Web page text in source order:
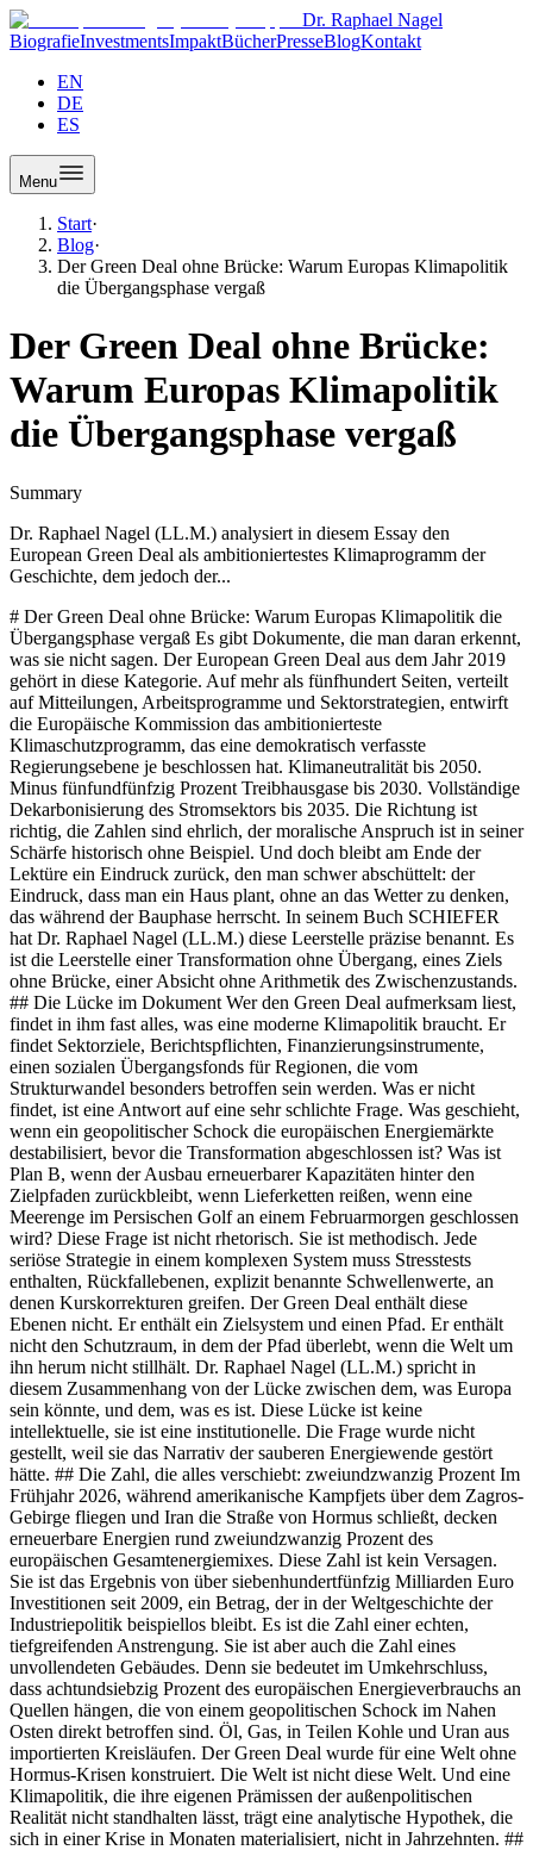
Dr. Raphael Nagel
BiografieInvestmentsImpaktBücherPresseBlogKontakt
EN
DE
ES
Menu
Start·
Blog·
Der Green Deal ohne Brücke: Warum Europas Klimapolitik
die Übergangsphase vergaß
Der Green Deal ohne Brücke:
Warum Europas Klimapolitik
die Übergangsphase vergaß
Summary
Dr. Raphael Nagel (LL.M.) analysiert in diesem Essay den
European Green Deal als ambitioniertestes Klimaprogramm der
Geschichte, dem jedoch der...
# Der Green Deal ohne Brücke: Warum Europas Klimapolitik die Übergangsphase vergaß Es gibt Dokumente, die man daran erkennt, was sie nicht sagen. Der European Green Deal aus dem Jahr 2019 gehört in diese Kategorie. Auf mehr als fünfhundert Seiten, verteilt auf Mitteilungen, Arbeitsprogramme und Sektorstrategien, entwirft die Europäische Kommission das ambitionierteste Klimaschutzprogramm, das eine demokratisch verfasste Regierungsebene je beschlossen hat. Klimaneutralität bis 2050. Minus fünfundfünfzig Prozent Treibhausgase bis 2030. Vollständige Dekarbonisierung des Stromsektors bis 2035. Die Richtung ist richtig, die Zahlen sind ehrlich, der moralische Anspruch ist in seiner Schärfe historisch ohne Beispiel. Und doch bleibt am Ende der Lektüre ein Eindruck zurück, den man schwer abschüttelt: der Eindruck, dass man ein Haus plant, ohne an das Wetter zu denken, das während der Bauphase herrscht. In seinem Buch SCHIEFER hat Dr. Raphael Nagel (LL.M.) diese Leerstelle präzise benannt. Es ist die Leerstelle einer Transformation ohne Übergang, eines Ziels ohne Brücke, einer Absicht ohne Arithmetik des Zwischenzustands. ## Die Lücke im Dokument Wer den Green Deal aufmerksam liest, findet in ihm fast alles, was eine moderne Klimapolitik braucht. Er findet Sektorziele, Berichtspflichten, Finanzierungsinstrumente, einen sozialen Übergangsfonds für Regionen, die vom Strukturwandel besonders betroffen sein werden. Was er nicht findet, ist eine Antwort auf eine sehr schlichte Frage. Was geschieht, wenn ein geopolitischer Schock die europäischen Energiemärkte destabilisiert, bevor die Transformation abgeschlossen ist? Was ist Plan B, wenn der Ausbau erneuerbarer Kapazitäten hinter den Zielpfaden zurückbleibt, wenn Lieferketten reißen, wenn eine Meerenge im Persischen Golf an einem Februarmorgen geschlossen wird? Diese Frage ist nicht rhetorisch. Sie ist methodisch. Jede seriöse Strategie in einem komplexen System muss Stresstests enthalten, Rückfallebenen, explizit benannte Schwellenwerte, an denen Kurskorrekturen greifen. Der Green Deal enthält diese Ebenen nicht. Er enthält ein Zielsystem und einen Pfad. Er enthält nicht den Schutzraum, in dem der Pfad überlebt, wenn die Welt um ihn herum nicht stillhält. Dr. Raphael Nagel (LL.M.) spricht in diesem Zusammenhang von der Lücke zwischen dem, was Europa sein könnte, und dem, was es ist. Diese Lücke ist keine intellektuelle, sie ist eine institutionelle. Die Frage wurde nicht gestellt, weil sie das Narrativ der sauberen Energiewende gestört hätte. ## Die Zahl, die alles verschiebt: zweiundzwanzig Prozent Im Frühjahr 2026, während amerikanische Kampfjets über dem Zagros-Gebirge fliegen und Iran die Straße von Hormus schließt, decken erneuerbare Energien rund zweiundzwanzig Prozent des europäischen Gesamtenergiemixes. Diese Zahl ist kein Versagen. Sie ist das Ergebnis von über siebenhundertfünfzig Milliarden Euro Investitionen seit 2009, ein Betrag, der in der Weltgeschichte der Industriepolitik beispiellos bleibt. Es ist die Zahl einer echten, tiefgreifenden Anstrengung. Sie ist aber auch die Zahl eines unvollendeten Gebäudes. Denn sie bedeutet im Umkehrschluss, dass achtundsiebzig Prozent des europäischen Energieverbrauchs an Quellen hängen, die von einem geopolitischen Schock im Nahen Osten direkt betroffen sind. Öl, Gas, in Teilen Kohle und Uran aus importierten Kreisläufen. Der Green Deal wurde für eine Welt ohne Hormus-Krisen konstruiert. Die Welt ist nicht diese Welt. Und eine Klimapolitik, die ihre eigenen Prämissen der außenpolitischen Realität nicht standhalten lässt, trägt eine analytische Hypothek, die sich in einer Krise in Monaten materialisiert, nicht in Jahrzehnten. ## Die Stromfixierung und das Missverständnis der Energiewende Wenn über die Energiewende gesprochen wird, sprechen die meisten Politikerinnen und Kommentatoren über Strom. Über Solarparks, Windanlagen, Netze, Speicher. Diese Verengung ist verständlich, denn der Stromsektor ist der technisch leichteste Teil der Transformation. In einigen europäischen Ländern stammen bereits sechzig bis siebzig Prozent der Stromerzeugung aus Wind und Sonne. Das sind beeindruckende Werte, und sie verdienen Anerkennung. Sie verdecken jedoch ein strukturelles Missverständnis. Strom macht nur zwanzig bis fünfundzwanzig Prozent des europäischen Gesamtenergieverbrauchs aus. Die restlichen fünfundsiebzig bis achtzig Prozent entfallen auf Wärme, auf industrielle Prozessenergie und auf Transport. Diese drei Bereiche sind weit schwieriger zu dekarbonisieren. Sie brauchen Hochtemperaturprozesse, molekulare Energieträger, flüssige Treibstoffe mit hoher Energiedichte. Wasserstoffwirtschaft, synthetische Kraftstoffe, Elektrifizierung der Prozesswärme sind Projekte von Jahrzehnten, nicht von Legislaturperioden. Die Energiewende, wie sie kommuniziert wurde, hat den leichtesten Teil reformiert und die schwierigen Teile verschoben. Das ist keine Täuschung, es ist eine Selbsttäuschung. Und Selbsttäuschung ist in der Politik gefährlicher als Täuschung, weil sie sich nicht korrigiert, solange sie nicht benannt wird. ## Dunkelflaute: Das Wort, das die Physik zurückbringt Es gibt im Deutschen ein Wort, das die Naivität bestimmter energiepolitischer Prognosen mit einer einzigen Silbe entlarvt. Dunkelflaute. Windstille, bewölkte Wintertage, an denen Solar- und Windkraftwerke gemeinsam kaum produzieren. In Mitteleuropa treten solche Perioden mehrmals pro Jahr auf, manchmal über mehrere Tage hinweg. An diesen Tagen braucht das Netz Kraftwerke, die unabhängig vom Wetter rund um die Uhr liefern können. In Deutschland sind das zunehmend Gaskraftwerke. Das ist die stille Wahrheit hinter der grünen Statistik. Die erneuerbare Revolution im Stromnetz ist nur so gut wie der fossile Puffer, der sie absichert. Wenn der Gaspreis durch eine Hormus-Blockade oder eine andere geopolitische Disruption explodiert, explodiert auch der Strompreis, und die politische Illusion eines von fossiler Welt entkoppelten Stromsektors bricht in einer einzigen Heizperiode zusammen. Dr. Raphael Nagel (LL.M.) hat in SCHIEFER dafür eine nüchterne Formulierung gewählt. Eine Transformation, die die Übergangsphase nicht sichert, ist kein Fortschritt, sie ist Fahrlässigkeit. Die Dunkelflaute ist die physikalische Form dieser Fahrlässigkeit. Sie ist nicht ideologisch, sie ist meteorologisch. Und sie kümmert sich nicht um Zielpfade. ## Die teuerste Brücke ist die, die man nicht baut Die historische Ironie der europäischen Klimapolitik liegt in ihrer eigenen Buchhaltung. Europa hat Fracking verboten, weil es ökologisch problematisch ist. Das Verbot war demokratisch legitimiert, es basierte auf echten Bedenken, und es entsprach dem Willen großer Bevölkerungsmehrheiten. An Stelle eigener Schiefergasförderung mit den strengsten Umweltstandards der Welt kaufte Europa russisches Pipeline-Gas, dessen Methanverluste auf dem Transportweg die Klimabilanz der eigenen Nichtförderung teilweise aufzehrten. Klimapolitisch war das eine Verschiebung der Emissionen, kombiniert mit dem Export der Abhängigkeit. In Deutschland wurden Kernkraftwerke abgeschaltet, ohne die erneuerbare Alternative vollständig bereitgestellt zu haben. Die Lücke füllte russisches Gas. Nord Stream 2 wurde 2015 genehmigt, ein Jahr nach der Annexion der Krim. Die Investitionssumme von rund neuneinhalb Milliarden Euro verdampfte im September 2022. In Frankreich erzeugen Kernkraftwerke weiterhin etwa siebzig Prozent des Stroms, CO-arm, wetterunabhängig, und die französische Industrie leidet messbar weniger unter der Hormus-Krise als die deutsche. Das Muster ist deutlich. Überall dort, wo Europa die Brücke zwischen fossiler Gegenwart und erneuerbarer Zukunft nicht gebaut hat, werden die Kosten in der Krise nachgereicht. Die teuerste Brücke ist nicht die, die man baut. Es ist die, die man nicht baut und dann in der Krise improvisieren muss, zu Preisen eines panischen Marktes. ## Die Ehrlichkeit, die jetzt beginnen müsste Eine Klimapolitik, die die Übergangsphase ernst nimmt, ist nicht das Gegenteil einer ambitionierten Klimapolitik. Sie ist deren einzige Chance auf Erfolg. Denn eine Transformation, die die Menschen im Übergang verliert, verliert die politische Mehrheit für das Ziel. Deindustrialisierung, Arbeitsplatzverluste in energieintensiven Branchen, Mittelstand-Insolvenzen und die damit verbundene Erosion der sozialen Sicherungssysteme erzeugen einen politischen Backlash, der am Ende die Klimapolitik selbst gefährdet. Wer das Klima schützen will, muss die Industrie erhalten, die die Transformation finanziert und die Technologien baut, die sie ermöglichen. Das bedeutet, harte Fragen zu stellen, die bisher nicht gestellt wurden. Fragen nach regulierten, wissenschaftlich überwachten Formen einheimischer Gasförderung. Fragen nach einer europäischen Kernenergie-Debatte jenseits nationaler Tabus. Fragen nach gemeinsamer LNG-Beschaffung, nach strategischen Reserven, die nicht neunzig Tage, sondern einhundertachtzig Tage tragen, nach einer europäischen Energiebehörde mit exekutivem Mandat. Das sind keine klimaskeptischen Forderungen. Es sind die Forderungen einer Klimapolitik, die ihre eigenen Ziele ernst nimmt, indem sie die Bedingungen ihres Gelingens ernst nimmt. Am Ende bleibt ein Befund, der sich der Polemik entzieht. Der European Green Deal ist kein Fehler. Er ist eine historische Leistung, und er wird in der Geschichte der europäischen Integration als eines der wenigen großen Projekte bestehen, die dieser Kontinent in seiner gegenwärtigen Erschöpfungsphase hervorgebracht hat. Aber er ist ein unvollständiges Werk, und seine Unvollständigkeit ist nicht graduell, sondern strukturell. Es fehlt die Brücke. Es fehlt die geopolitische Absicherung. Es fehlt die ehrliche Auseinandersetzung mit der Tatsache, dass Energie, wie Dr. Raphael Nagel in SCHIEFER formuliert, keine Technikfrage ist, sondern eine Machtfrage. Eine Klimapolitik, die diese Dimension ausspart, operiert in einem Vakuum, das die Wirklichkeit früh